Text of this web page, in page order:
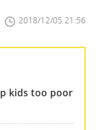
2018/12/05 21:56
kids too poor